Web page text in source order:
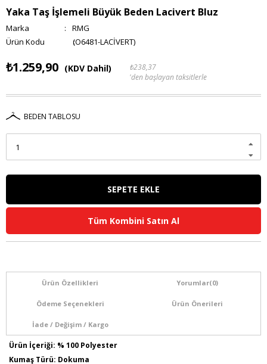
Yaka Taş İşlemeli Büyük Beden Lacivert Bluz
Marka :
RMG
(O6481-LACİVERT)
₺1.259,90 (KDV Dahil)
₺238,37
'den başlayan taksitlerle
BEDEN TABLOSU
Tüm Kombini Satın Al
Ürün Özellikleri Yorumlar(0)
Ödeme Seçenekleri Ürün Önerileri
İade / Değişim / Kargo
Ürün İçeriği: % 100 Polyester
Kumaş Türü: Dokuma